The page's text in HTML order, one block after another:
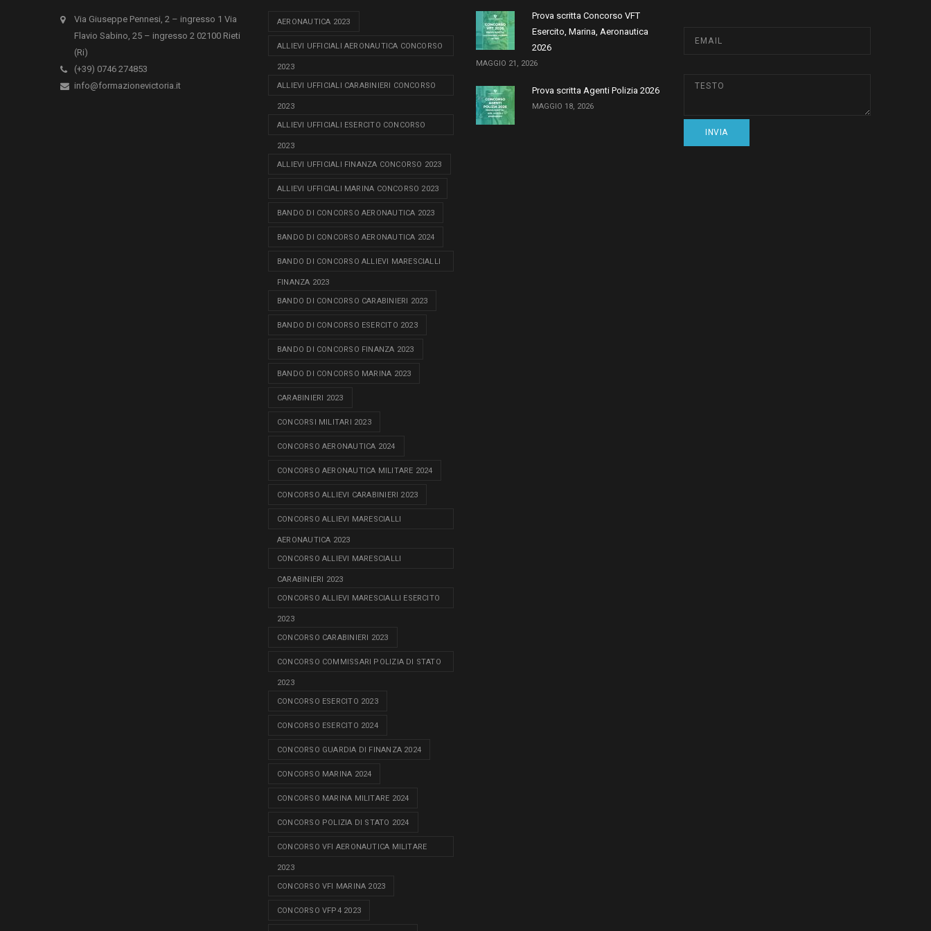
Via Giuseppe Pennesi, 2 – ingresso 1 Via
Flavio Sabino, 25 – ingresso 2 02100 Rieti
(Ri)
(+39) 0746 274853
info@formazionevictoria.it
AERONAUTICA 2023
ALLIEVI UFFICIALI AERONAUTICA CONCORSO
2023
ALLIEVI UFFICIALI CARABINIERI CONCORSO
2023
ALLIEVI UFFICIALI ESERCITO CONCORSO
2023
ALLIEVI UFFICIALI FINANZA CONCORSO 2023
ALLIEVI UFFICIALI MARINA CONCORSO 2023
BANDO DI CONCORSO AERONAUTICA 2023
BANDO DI CONCORSO AERONAUTICA 2024
BANDO DI CONCORSO ALLIEVI MARESCIALLI
FINANZA 2023
BANDO DI CONCORSO CARABINIERI 2023
BANDO DI CONCORSO ESERCITO 2023
BANDO DI CONCORSO FINANZA 2023
BANDO DI CONCORSO MARINA 2023
CARABINIERI 2023
CONCORSI MILITARI 2023
CONCORSO AERONAUTICA 2024
CONCORSO AERONAUTICA MILITARE 2024
CONCORSO ALLIEVI CARABINIERI 2023
CONCORSO ALLIEVI MARESCIALLI
AERONAUTICA 2023
CONCORSO ALLIEVI MARESCIALLI
CARABINIERI 2023
CONCORSO ALLIEVI MARESCIALLI ESERCITO
2023
CONCORSO CARABINIERI 2023
CONCORSO COMMISSARI POLIZIA DI STATO
2023
CONCORSO ESERCITO 2023
CONCORSO ESERCITO 2024
CONCORSO GUARDIA DI FINANZA 2024
CONCORSO MARINA 2024
CONCORSO MARINA MILITARE 2024
CONCORSO POLIZIA DI STATO 2024
CONCORSO VFI AERONAUTICA MILITARE
2023
CONCORSO VFI MARINA 2023
CONCORSO VFP4 2023
Prova scritta Concorso VFT
Esercito, Marina, Aeronautica
2026
MAGGIO 21, 2026
Prova scritta Agenti Polizia 2026
MAGGIO 18, 2026